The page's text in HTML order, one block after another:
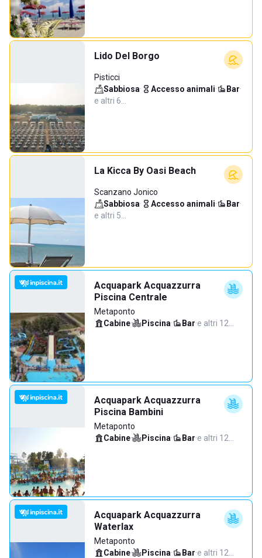
Lido Del Borgo
Pisticci
Sabbiosa· Accesso animali· Bar·
e altri 6…
La Kicca By Oasi Beach
Scanzano Jonico
Sabbiosa· Accesso animali· Bar·
e altri 5…
Acquapark Acquazzurra
Piscina Centrale
Metaponto
Cabine· Piscina· Bar·e altri 12…
Acquapark Acquazzurra
Piscina Bambini
Metaponto
Cabine· Piscina· Bar·e altri 12…
Acquapark Acquazzurra
Waterlax
Metaponto
Cabine· Piscina· Bar·e altri 12…